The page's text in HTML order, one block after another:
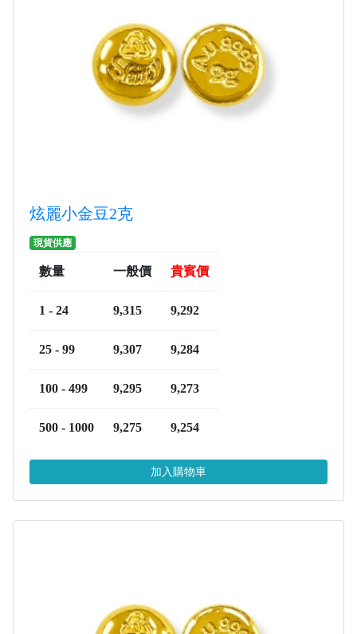
炫麗小金豆2克
現貨供應
數量 一般價 貴賓價
1 - 24 9,315 9,292
25 - 99 9,307 9,284
100 - 499 9,295 9,273
500 - 1000 9,275 9,254
加入購物車